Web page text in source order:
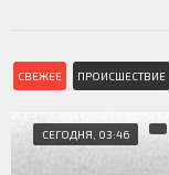
СВЕЖЕЕ ПРОИСШЕСТВИЕ
СЕГОДНЯ, 03:46